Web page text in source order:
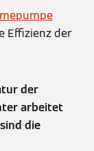
Effizienz der
der
arbeitet
die